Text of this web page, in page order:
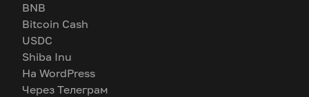
BNB
Bitcoin Cash
USDC
Shiba Inu
На WordPress
Через Телеграм